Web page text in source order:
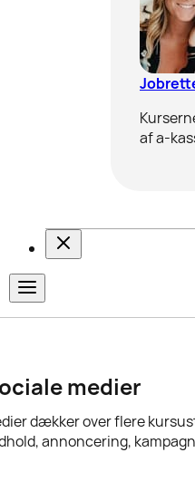
af a-
medier
dækker over flere
annoncering,